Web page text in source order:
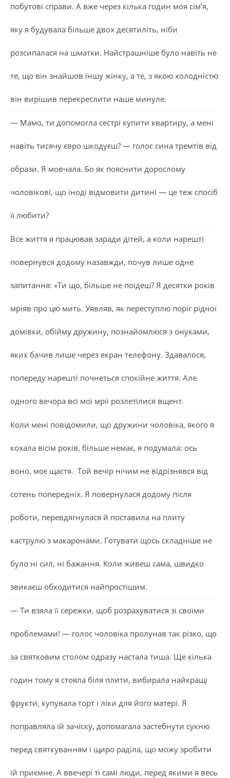
побутові справи. А вже через кілька годин моя сім’я,
яку я будувала більше двох десятиліть, ніби
розсипалася на шматки. Найстрашніше було навіть не
те, що він знайшов іншу жінку, а те, з якою холодністю
він вирішив перекреслити наше минуле.
— Мамо, ти допомогла сестрі купити квартиру, а мені
навіть тисячу євро шкодуєш? — голос сина тремтів від
образи. Я мовчала. Бо як пояснити дорослому
чоловікові, що іноді відмовити дитині — це теж спосіб
її любити?
Все життя я працював заради дітей, а коли нарешті
повернувся додому назавжди, почув лише одне
запитання: «Ти що, більше не поїдеш? Я десятки років
мріяв про цю мить. Уявляв, як переступлю поріг рідної
домівки, обійму дружину, познайомлюся з онуками,
яких бачив лише через екран телефону. Здавалося,
попереду нарешті почнеться спокійне життя. Але
одного вечора всі мої мрії розлетілися вщент.
Коли мені повідомили, що дружини чоловіка, якого я
кохала вісім років, більше немає, я подумала: ось
воно, моє щастя. Той вечір нічим не відрізнявся від
сотень попередніх. Я повернулася додому після
роботи, перевдягнулася й поставила на плиту
каструлю з макаронами. Готувати щось складніше не
було ні сил, ні бажання. Коли живеш сама, швидко
звикаєш обходитися найпростішим.
— Ти взяла її сережки, щоб розрахуватися зі своїми
проблемами! — голос чоловіка пролунав так різко, що
за святковим столом одразу настала тиша. Ще кілька
годин тому я стояла біля плити, вибирала найкращі
фрукти, купувала торт і ліки для його матері. Я
поправляла їй зачіску, допомагала застебнути сукню
перед святкуванням і щиро раділа, що можу зробити
їй приємне. А ввечері ті самі люди, перед якими я весь